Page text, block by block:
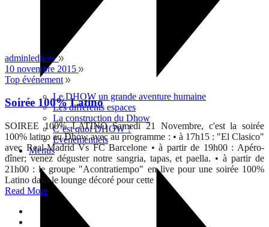
Le DHOW un grande aventure humaine
Les différents espaces
La construction du Dhow
C’est quoi DHOW ?
Evénementiels
Menus
adminledhow
10 novembre 2015
Top événement
Soirée 100% Latino
SOIREE 100% LATINO Samedi 21 Novembre, c'est la soirée
100% latino au Dhow avec au programme : • à 17h15 : "El Clasico"
avec Real-Madrid Vs FC Barcelone • à partir de 19h00 : Apéro-
dîner; venez déguster notre sangria, tapas, et paella. • à partir de
21h00 : le groupe "Acontratiempo" en live pour une soirée 100%
Latino dans le lounge décoré pour cette
Read More